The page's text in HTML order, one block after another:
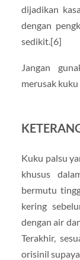
dijadikan
dengan
sedikit.[6]
Jangan
merusak kuku
Kuku palsu
khusus
bermutu
kering
dengan air
Terakhir,
orisinil